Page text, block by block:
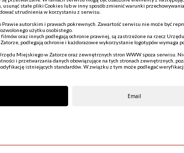
stałe pliki Cookies lub w inny sposób zmienić warunki
utrudnienia w korzystaniu z serwisu.
autorskim i prawach pokrewnych. Zawartość serwisu nie może być
użytku osobistego.
oraz innych podlegają ochronie prawnej, są zastrzeżone na rzecz
podlegają ochronie i każdorazowe wykorzystanie logotypów wymaga
Miejskiego w Zatorze oraz zewnętrznych stron WWW spoza
i przetwarzania danych obowiązujące na tych stronach zewnętrznych,
istniejących standardów. W związku z tym może podlegać
Email